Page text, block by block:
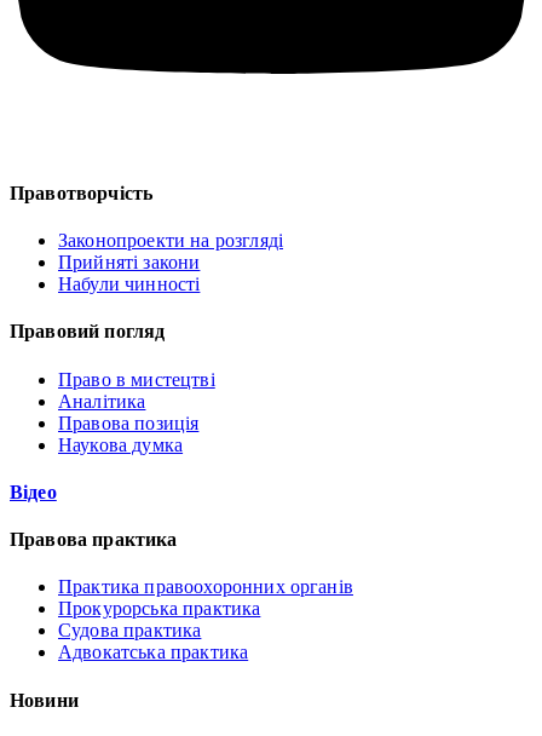
Правотворчість
Законопроекти на розгляді
Прийняті закони
Набули чинності
Правовий погляд
Право в мистецтві
Аналітика
Правова позиція
Наукова думка
Відео
Правова практика
Практика правоохоронних органів
Прокурорська практика
Судова практика
Адвокатська практика
Новини